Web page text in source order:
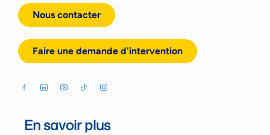
Nous contacter
Faire une demande d'intervention
En savoir plus